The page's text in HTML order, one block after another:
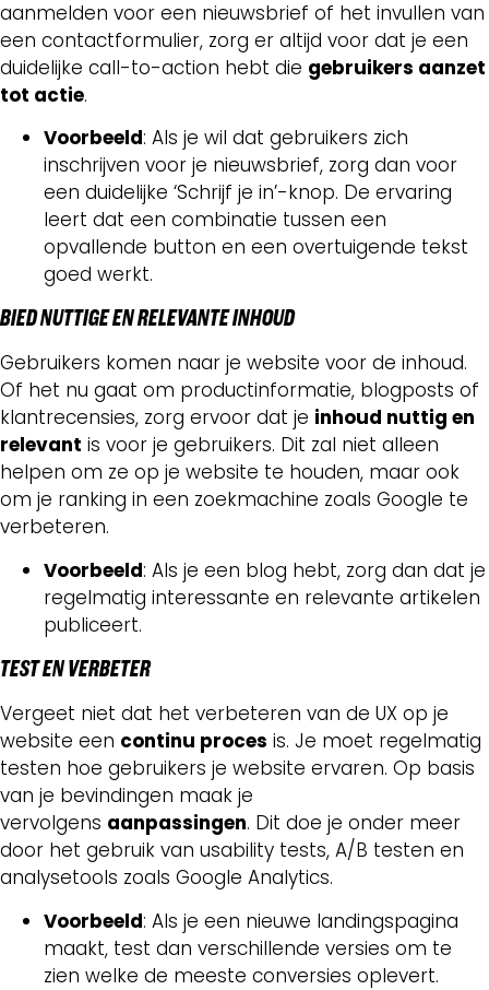
aanmelden voor een nieuwsbrief of het invullen van
een contactformulier, zorg er altijd voor dat je een
duidelijke call-to-action hebt die gebruikers aanzet
tot actie.
Voorbeeld: Als je wil dat gebruikers zich
inschrijven voor je nieuwsbrief, zorg dan voor
een duidelijke ‘Schrijf je in’-knop. De ervaring
leert dat een combinatie tussen een
opvallende button en een overtuigende tekst
goed werkt.
BIED NUTTIGE EN RELEVANTE INHOUD
Gebruikers komen naar je website voor de inhoud.
Of het nu gaat om productinformatie, blogposts of
klantrecensies, zorg ervoor dat je inhoud nuttig en
relevant is voor je gebruikers. Dit zal niet alleen
helpen om ze op je website te houden, maar ook
om je ranking in een zoekmachine zoals Google te
verbeteren.
Voorbeeld: Als je een blog hebt, zorg dan dat je
regelmatig interessante en relevante artikelen
publiceert.
TEST EN VERBETER
Vergeet niet dat het verbeteren van de UX op je
website een continu proces is. Je moet regelmatig
testen hoe gebruikers je website ervaren. Op basis
van je bevindingen maak je
vervolgens aanpassingen. Dit doe je onder meer
door het gebruik van usability tests, A/B testen en
analysetools zoals Google Analytics.
Voorbeeld: Als je een nieuwe landingspagina
maakt, test dan verschillende versies om te
zien welke de meeste conversies oplevert.